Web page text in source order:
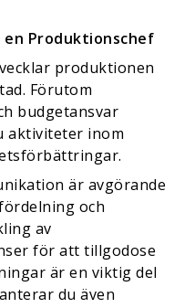
en Produktionschef
produktionen
Förutom
budgetansvar
aktiviteter inom
är avgörande
och
av
för att tillgodose
är en viktig del
du även